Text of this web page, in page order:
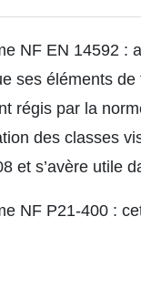
NF EN 14592 :
ses éléments
régis par la
des classes
et s’avère utile
NF P21-400 :